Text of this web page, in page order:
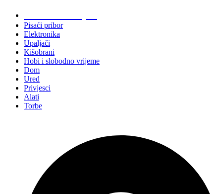
Pisaći pribor
Elektronika
Upaljači
Kišobrani
Hobi i slobodno vrijeme
Dom
Ured
Privjesci
Alati
Torbe